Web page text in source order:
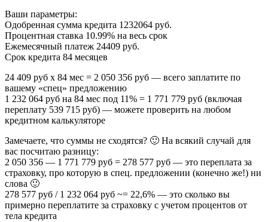
Ваши параметры:
Одобренная сумма кредита 1232064 руб.
Процентная ставка 10.99% на весь срок
Ежемесячный платеж 24409 руб.
Срок кредита 84 месяцев
24 409 руб х 84 мес = 2 050 356 руб — всего заплатите по
вашему «спец» предложению
1 232 064 руб на 84 мес под 11% = 1 771 779 руб (включая
переплату 539 715 руб) — можете проверить на любом
кредитном калькуляторе
Замечаете, что суммы не сходятся? 🙂 На всякий случай для
вас посчитаю разницу:
2 050 356 — 1 771 779 руб = 278 577 руб — это переплата за
страховку, про которую в спец. предложении (конечно же!) ни
слова 🙂
278 577 руб / 1 232 064 руб ~= 22,6% — это сколько вы
примерно переплатите за страховку с учетом процентов от
тела кредита